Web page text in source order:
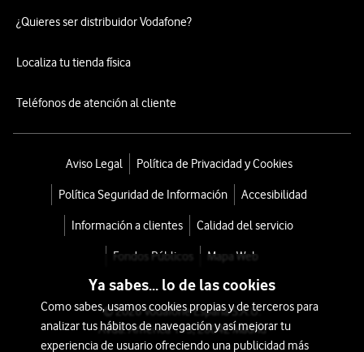
¿Quieres ser distribuidor Vodafone?
Localiza tu tienda física
Teléfonos de atención al cliente
Aviso Legal Política de Privacidad y Cookies
Política Seguridad de Información Accesibilidad
Información a clientes Calidad del servicio
Fondos Públicos Mapa Web
© 2026 Vodafone España S.A.U.
Avda. América 115, 28042 Madrid
Ya sabes... lo de las cookies
Como sabes, usamos cookies propias y de terceros para
analizar tus hábitos de navegación y así mejorar tu
experiencia de usuario ofreciendo una publicidad más